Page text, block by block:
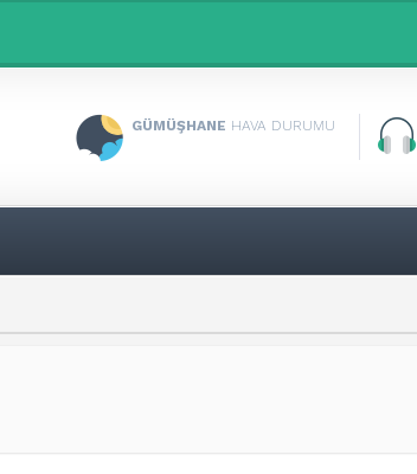
GÜMÜŞHANE HAVA DURUMU